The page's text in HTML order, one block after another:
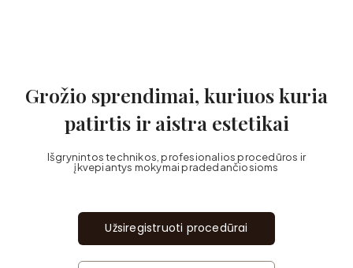
Grožio sprendimai, kuriuos kuria
patirtis ir aistra estetikai
Išgrynintos technikos, profesionalios procedūros ir
įkvepiantys mokymai pradedančiosioms
Užsiregistruoti procedūrai